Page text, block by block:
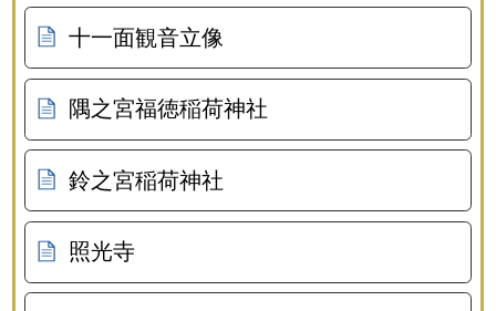
十一面観音立像
隅之宮福徳稲荷神社
鈴之宮稲荷神社
照光寺